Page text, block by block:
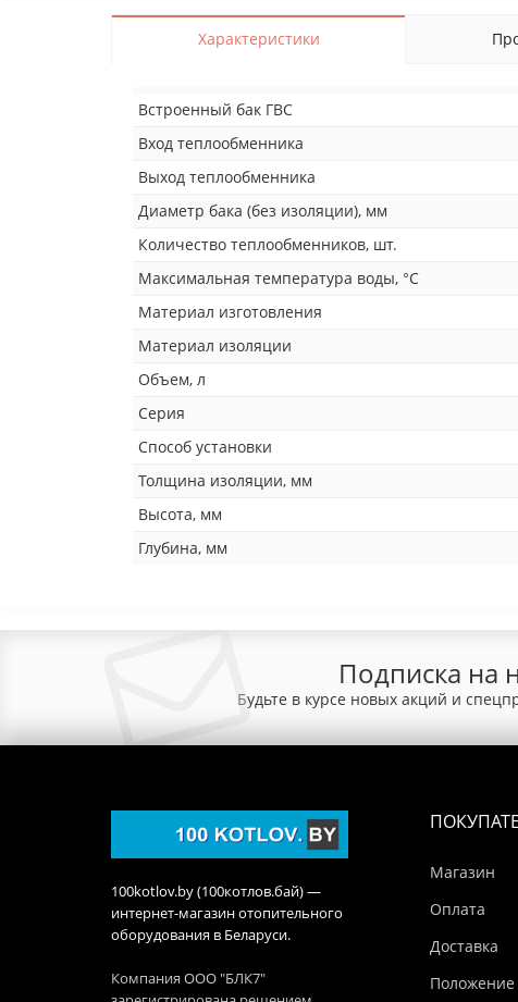
Характеристики
Встроенный бак ГВС
Вход теплообменника
Выход теплообменника
Диаметр бака (без изоляции), мм
Количество теплообменников, шт.
Максимальная температура воды, °С
Материал изготовления
Материал изоляции
Объем, л
Серия
Способ установки
Толщина изоляции, мм
Высота, мм
Глубина, мм
Подписка на
Будьте в курсе новых акций и
100kotlov.by (100котлов.бай) —
интернет-магазин отопительного
оборудования в Беларуси.
Компания ООО "БЛК7"
Магазин
Оплата
Доставка
Положение